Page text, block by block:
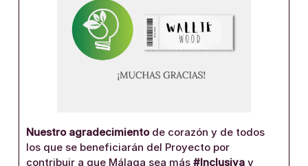
Nuestro agradecimientode corazón y de todos
los que se beneficiarán del Proyecto por
contribuir a que Málaga sea más #Inclusiva y